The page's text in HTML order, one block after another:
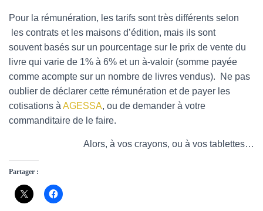
Pour la rémunération, les tarifs sont très différents selon
les contrats et les maisons d’édition, mais ils sont
souvent basés sur un pourcentage sur le prix de vente du
livre qui varie de 1% à 6% et un à-valoir (somme payée
comme acompte sur un nombre de livres vendus). Ne pas
oublier de déclarer cette rémunération et de payer les
cotisations à AGESSA, ou de demander à votre
commanditaire de le faire.
Alors, à vos crayons, ou à vos tablettes…
Partager :